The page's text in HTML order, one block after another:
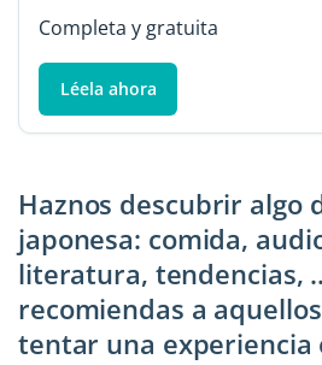
Completa y gratuita
Léela ahora
Haznos descubrir algo
japonesa: comida,
literatura, tendencias,
recomiendas a
tentar una experiencia